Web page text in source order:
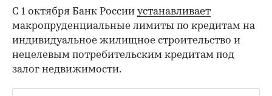
С 1 октября Банк России устанавливает
макропруденциальные лимиты по кредитам на
индивидуальное жилищное строительство и
нецелевым потребительским кредитам под
залог недвижимости.